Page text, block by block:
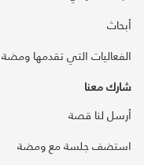
أبحاث
الفعاليات التي تقدمها ومضة
شارك معنا
أرسل لنا قصة
استضف جلسة مع ومضة